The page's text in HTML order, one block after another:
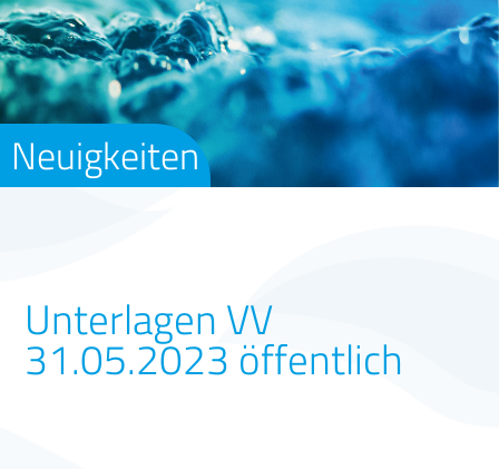
Neuigkeiten
Unterlagen VV
31.05.2023 öffentlich